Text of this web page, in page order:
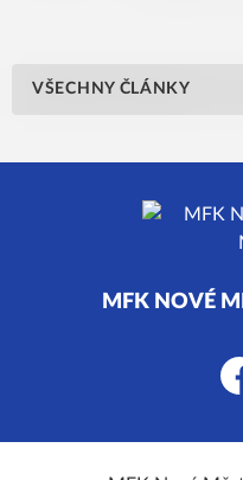
VŠECHNY ČLÁNKY
MFK NOVÉ